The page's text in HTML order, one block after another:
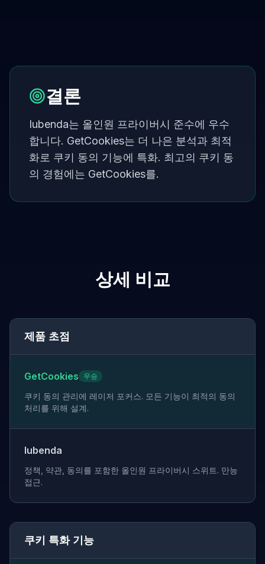
결론
Iubenda는 올인원 프라이버시 준수에 우수
합니다. GetCookies는 더 나은 분석과 최적
화로 쿠키 동의 기능에 특화. 최고의 쿠키 동
의 경험에는 GetCookies를.
상세 비교
제품 초점
GetCookies 우승
쿠키 동의 관리에 레이저 포커스. 모든 기능이 최적의 동의
처리를 위해 설계.
Iubenda
정책, 약관, 동의를 포함한 올인원 프라이버시 스위트. 만능
접근.
쿠키 특화 기능